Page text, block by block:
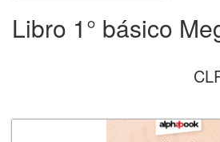
Libro 1° básico